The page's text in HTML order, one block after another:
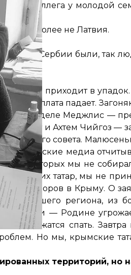
коллега у молодой
уж тем более не Латвия.
вот в Сербии были, так
больше приходит в
зарплата падает.
самом деле Меджлис —
и Ахтем Чийгоз —
совета.
российские медиа
в которых мы не
крымских татар, мы не
выборов в Крыму. О
из нашего региона, из
— Родине
ложатся спать.
Но мы, крымские
территорий, но